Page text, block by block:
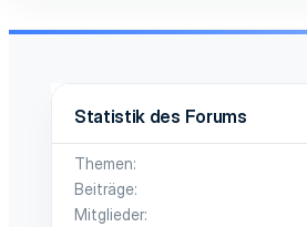
Statistik des Forums
Themen
Beiträge
Mitglieder